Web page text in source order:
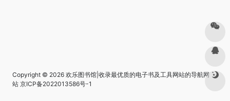
Copyright © 2026 欢乐图书馆|收录最优质的电子书及工具网站的导航网
站 京ICP备2022013586号-1